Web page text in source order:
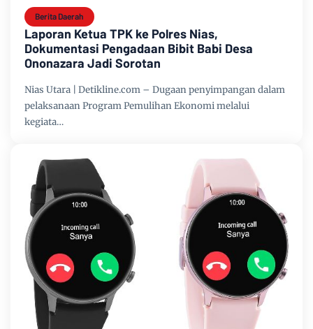
Berita Daerah
Laporan Ketua TPK ke Polres Nias,
Dokumentasi Pengadaan Bibit Babi Desa
Ononazara Jadi Sorotan
Nias Utara | Detikline.com – Dugaan penyimpangan dalam
pelaksanaan Program Pemulihan Ekonomi melalui
kegiata…